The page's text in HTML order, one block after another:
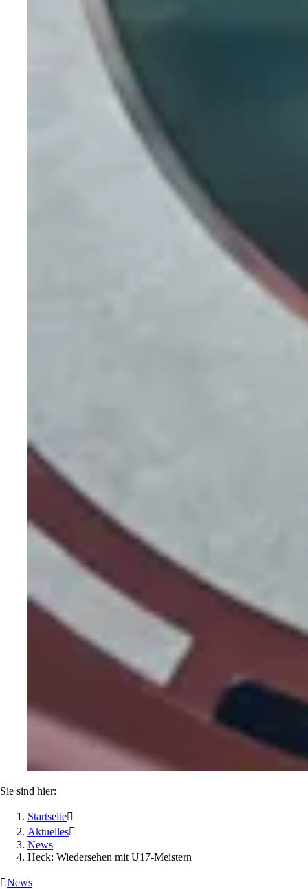
Sie sind hier:
Startseite
Aktuelles
News
Heck: Wiedersehen mit U17-Meistern
News